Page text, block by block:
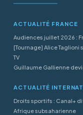
ACTUALITÉ FRANCE
Audiences juillet 2026 :
[Tournage] Alice Taglioni
TV
Guillaume Gallienne
ACTUALITÉ
Droits sportifs : Canal+
Afrique subsaharienne